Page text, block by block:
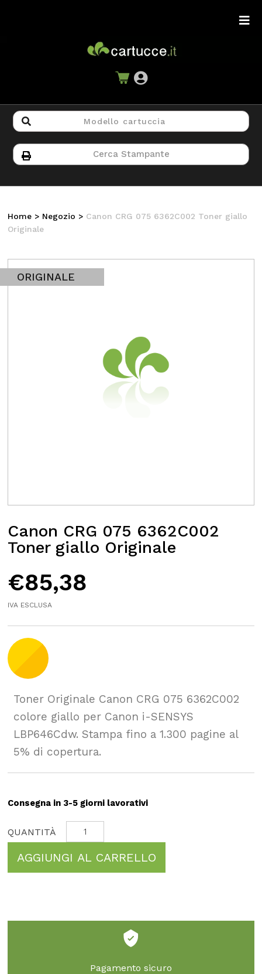
Home > Negozio > Canon CRG 075 6362C002 Toner giallo
Originale
ORIGINALE
Canon CRG 075 6362C002
Toner giallo Originale
€85,38
IVA ESCLUSA
Toner Originale Canon CRG 075 6362C002
colore giallo per Canon i-SENSYS
LBP646Cdw. Stampa fino a 1.300 pagine al
5% di copertura.
Consegna in 3-5 giorni lavorativi
AGGIUNGI AL CARRELLO
Pagamento sicuro